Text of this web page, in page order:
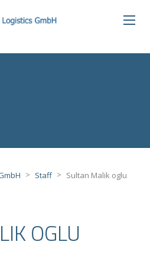
> Staff > Sultan Malik oglu
OGLU